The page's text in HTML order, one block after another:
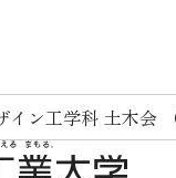
イン工学科 土木会